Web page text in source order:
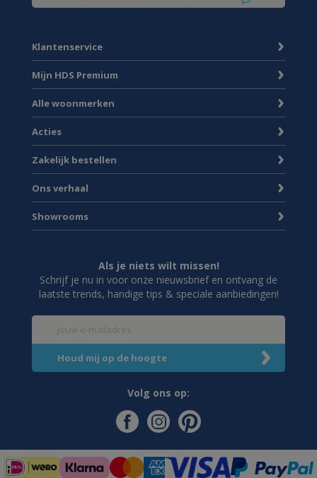
Klantenservice
Mijn HDS Premium
Alle woonmerken
Acties
Zakelijk bestellen
Ons verhaal
Showrooms
Als je niets wilt missen!
Schrijf je nu in voor onze nieuwsbrief en ontvang de
laatste trends, handige tips & speciale aanbiedingen!
Volg ons op: